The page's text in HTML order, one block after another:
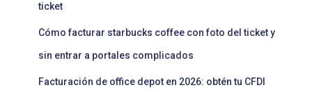
ticket
Cómo facturar starbucks coffee con foto del ticket y
sin entrar a portales complicados
Facturación de office depot en 2026: obtén tu CFDI